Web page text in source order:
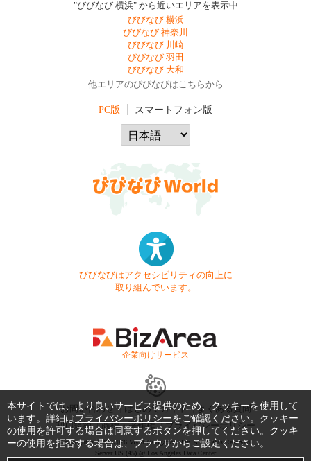
"びびなび 横浜" から近いエリアを表示中
びびなび 横浜
びびなび 神奈川
びびなび 川崎
びびなび 羽田
びびなび 大和
他エリアのびびなびはこちらから
PC版 スマートフォン版
びびなびはアクセシビリティの向上に
取り組んでいます。
- 企業向けサービス -
お問い合わせ はじめてガイド
よくある質問
利用規約
商標・著作権 プライバシーポリシー
Copyright © 1999-2026 Vivid Navigation, Inc. All Rights Reserved.
Server US (45) @ Los Angeles Data Center
本サイトでは、より良いサービス提供のため、クッキーを使用して
います。詳細はプライバシーポリシーをご確認ください。クッキー
の使用を許可する場合は同意するボタンを押してください。クッキ
ーの使用を拒否する場合は、ブラウザからご設定ください。